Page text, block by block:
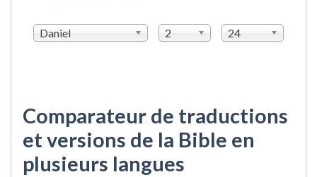
Daniel 2 24
Comparateur de traductions
et versions de la Bible en
plusieurs langues